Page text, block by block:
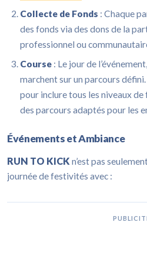
Collecte de Fonds : Chaque
des fonds via des dons de la
professionnel ou
Course : Le jour de
marchent sur un parcours
pour inclure tous les niveaux
des parcours adaptés pour les
Événements et Ambiance
RUN TO KICK n’est pas
journée de festivités avec :